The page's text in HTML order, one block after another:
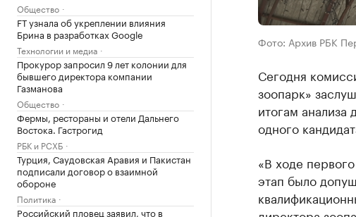
Общество
FT узнала об укреплении влияния
Брина в разработках Google
Технологии и медиа
Прокурор запросил 9 лет колонии для
бывшего директора компании
Газманова
Общество
Фермы, рестораны и отели Дальнего
Востока. Гастрогид
РБК и РСХБ
Турция, Саудовская Аравия и Пакистан
подписали договор о взаимной
обороне
Политика
Российский пловец заявил, что в
Фото: Архив РБК
Сегодня
зоопарк»
итогам
одного
«В ходе
этап было